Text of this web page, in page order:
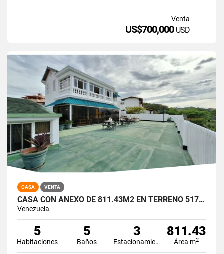
Venta
US$700,000 USD
CASA VENTA
CASA CON ANEXO DE 811.43M2 EN TERRENO 517,23M2 5H/5B/3P.E SAN LUIS
Venezuela
5
Habitaciones
5
Baños
3
Estacionamiento
811.43
Área m2